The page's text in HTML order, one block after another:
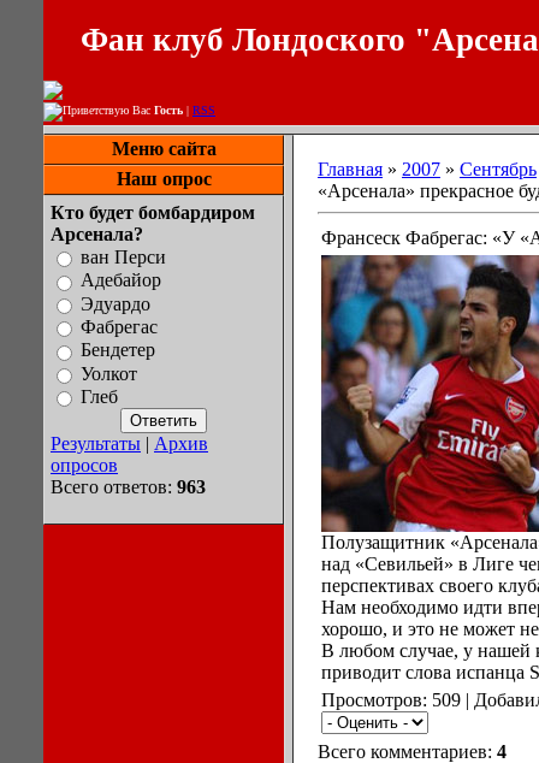
Фан клуб Лондоского
Приветствую Вас Гость | RSS
Меню сайта
Наш опрос
Кто будет бомбардиром
Арсенала?
ван Перси
Адебайор
Эдуардо
Фабрегас
Бендетер
Уолкот
Глеб
Результаты | Архив
опросов
Всего ответов: 963
Главная » 2007 » Сентябрь
«Арсенала» прекрасное
Франсеск Фабрегас: «У
Полузащитник
над «Севильей» в Лиге
перспективах своего
Нам необходимо идти
хорошо, и это не может не
В любом случае, у нашей
приводит слова испанца
Просмотров: 509 |
Всего комментариев: 4